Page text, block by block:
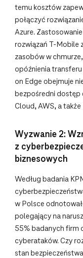
temu kosztów
połączyć
Azure.
rozwiązań T‑Mobile
zasobów w
opóźnienia
on Edge obejmuje
bezpośredni dostęp
Cloud, AWS, a
Wyzwanie 2:
z
biznesowych
Według badania
w Polsce
polegający na
55% badanych firm
cyberataków. Czy
stan